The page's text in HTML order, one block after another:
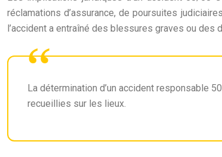
réclamations d’assurance, de poursuites
l’accident a entraîné des blessures graves ou des
La détermination d’un accident responsable
recueillies sur les lieux.